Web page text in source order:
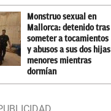
Monstruo sexual en
Mallorca: detenido tras
someter a tocamientos
y abusos a sus dos hijas
menores mientras
dormían